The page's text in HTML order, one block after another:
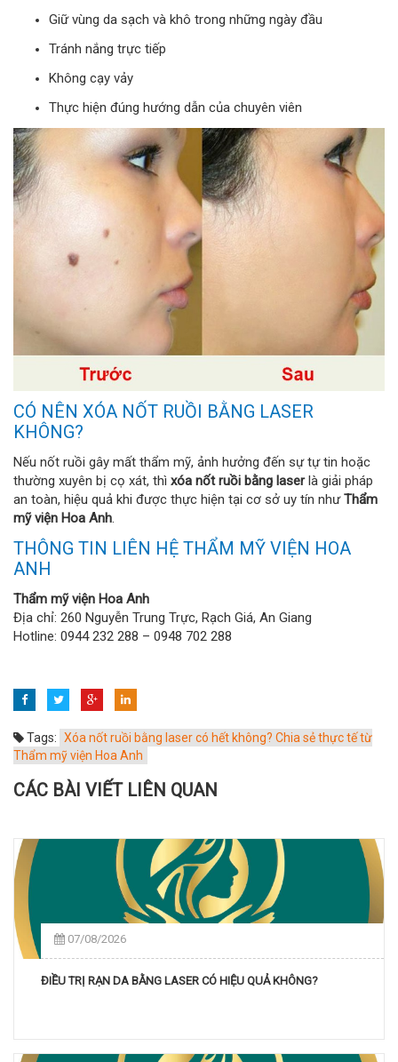
Giữ vùng da sạch và khô trong những ngày đầu
Tránh nắng trực tiếp
Không cạy vảy
Thực hiện đúng hướng dẫn của chuyên viên
CÓ NÊN XÓA NỐT RUỒI BẰNG LASER
KHÔNG?
Nếu nốt ruồi gây mất thẩm mỹ, ảnh hưởng đến sự tự tin hoặc
thường xuyên bị cọ xát, thì xóa nốt ruồi bằng laserlà giải pháp
an toàn, hiệu quả khi được thực hiện tại cơ sở uy tín nhưThẩm
mỹ viện Hoa Anh.
THÔNG TIN LIÊN HỆ THẨM MỸ VIỆN HOA
ANH
Thẩm mỹ viện Hoa Anh
Địa chỉ: 260 Nguyễn Trung Trực, Rạch Giá, An Giang
Hotline: 0944 232 288 – 0948 702 288
Tags: Xóa nốt ruồi bằng laser có hết không? Chia sẻ thực tế từ
Thẩm mỹ viện Hoa Anh
CÁC BÀI VIẾT LIÊN QUAN
07/08/2026
ĐIỀU TRỊ RẠN DA BẰNG LASER CÓ HIỆU QUẢ KHÔNG?